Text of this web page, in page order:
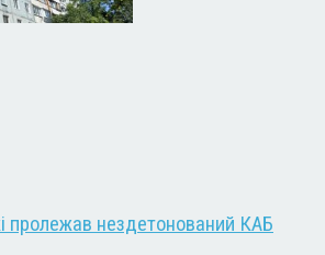
пролежав нездетонований КАБ